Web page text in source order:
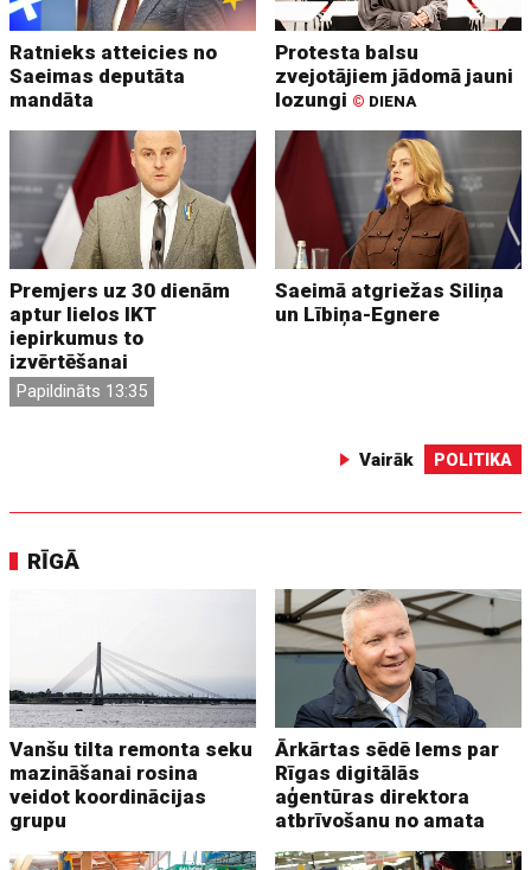
Ratnieks atteicies no
Saeimas deputāta
mandāta
Protesta balsu
zvejotājiem jādomā jauni
lozungi © DIENA
Premjers uz 30 dienām
aptur lielos IKT
iepirkumus to
izvērtēšanai
Papildināts 13:35
Saeimā atgriežas Siliņa
un Lībiņa-Egnere
Vairāk POLITIKA
RĪGĀ
Vanšu tilta remonta seku
mazināšanai rosina
veidot koordinācijas
grupu
Ārkārtas sēdē lems par
Rīgas digitālās
aģentūras direktora
atbrīvošanu no amata